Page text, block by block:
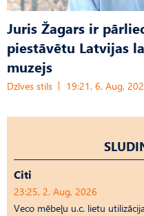
Juris Žagars ir
piestāvētu Latvijas
muzejs
Dzīves stils 19:21, 6. Aug,
Citi
23:25, 2. Aug, 2026
Veco mēbeļu u.c. lietu